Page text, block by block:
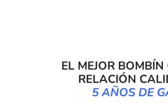
EL MEJOR
RELACIÓN
5 AÑOS DE